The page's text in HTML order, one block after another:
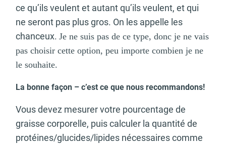
ce qu’ils veulent et autant qu’ils veulent, et qui
ne seront pas plus gros. On les appelle les
chanceux. Je ne suis pas de ce type, donc je ne vais
pas choisir cette option, peu importe combien je ne
le souhaite.
La bonne façon – c’est ce que nous recommandons!
Vous devez mesurer votre pourcentage de
graisse corporelle, puis calculer la quantité de
protéines/glucides/lipides nécessaires comme